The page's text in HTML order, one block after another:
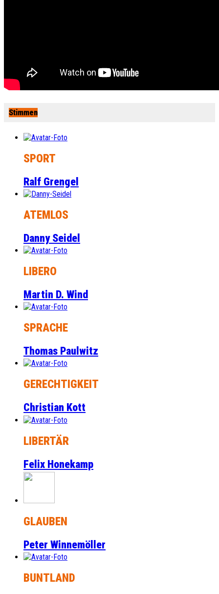
Stimmen
SPORT
Ralf Grengel
ATEMLOS
Danny Seidel
LIBERO
Martin D. Wind
SPRACHE
Thomas Paulwitz
GERECHTIGKEIT
Christian Kott
LIBERTÄR
Felix Honekamp
GLAUBEN
Peter Winnemöller
BUNTLAND